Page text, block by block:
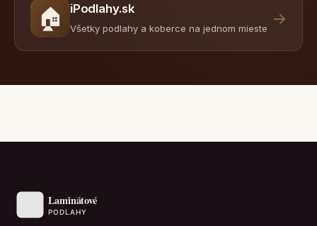
🏠 iPodlahy.sk
Všetky podlahy a koberce na jednom mieste
→